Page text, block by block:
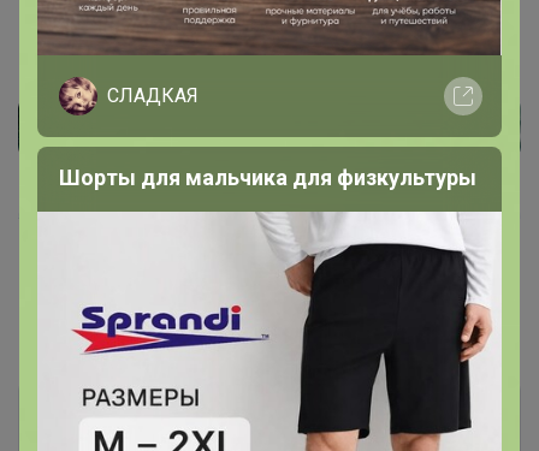
Показаны записи1-6
СЛАДКАЯ
Шорты для мальчика для физкультуры